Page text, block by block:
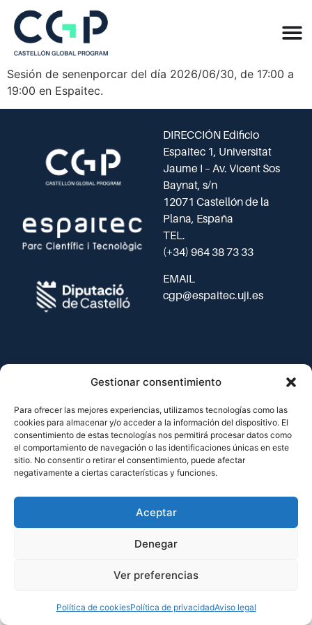
Gestionar consentimiento
Para ofrecer las mejores experiencias, utilizamos tecnologías como las
cookies para almacenar y/o acceder a la información del dispositivo. El
consentimiento de estas tecnologías nos permitirá procesar datos como
el comportamiento de navegación o las identificaciones únicas en este
sitio. No consentir o retirar el consentimiento, puede afectar
negativamente a ciertas características y funciones.
Aceptar
Denegar
Ver preferencias
Política de cookiesPolítica de privacidadAviso legal
Sesión de senenporcar del día 2026/06/30, de 17:00 a
19:00 en Espaitec.
DIRECCIÓN Edificio
Espaitec 1, Universitat
Jaume I – Av. Vicent Sos
Baynat, s/n
12071 Castellón de la
Plana, España
TEL.
(+34) 964 38 73 33
EMAIL
cgp@espaitec.uji.es